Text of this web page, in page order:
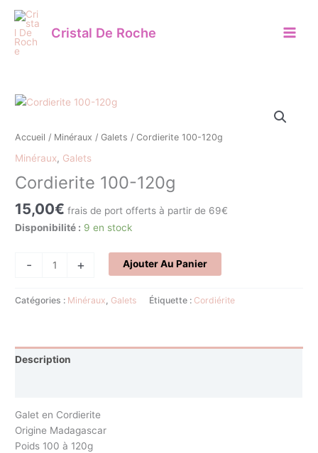
contenu
Cristal De Roche
Accueil / Minéraux /Galets / Cordierite 100-120g
Minéraux, Galets
Cordierite 100-120g
15,00€ frais de port offerts à partir de 69€
Disponibilité : 9 en stock
-
quantité
Cordierite
120g
+ Ajouter Au Panier
Catégories : Minéraux Galets Étiquette : Cordiérite
Description
Galet en Cordierite
Origine Madagascar
Poids 100 à 120g